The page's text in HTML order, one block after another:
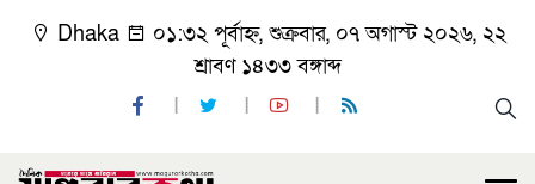
Dhaka
০১:৩২ পূর্বাহ্ন, শুক্রবার, ০৭ অগাস্ট ২০২৬, ২২
শ্রাবণ ১৪৩৩ বঙ্গাব্দ